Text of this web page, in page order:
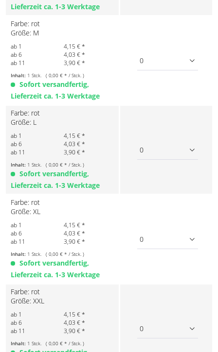
Lieferzeit ca. 1-3 Werktage
Farbe: rot
Größe: M
ab 1
4,15 € *
ab 6
4,03 € *
ab 11
3,90 € *
Inhalt: 1 Stck. ( 0,00 € * / Stck. )
Sofort versandfertig,
Lieferzeit ca. 1-3 Werktage
0
Farbe: rot
Größe: L
ab 1
4,15 € *
ab 6
4,03 € *
ab 11
3,90 € *
Inhalt: 1 Stck. ( 0,00 € * / Stck. )
Sofort versandfertig,
Lieferzeit ca. 1-3 Werktage
0
Farbe: rot
Größe: XL
ab 1
4,15 € *
ab 6
4,03 € *
ab 11
3,90 € *
Inhalt: 1 Stck. ( 0,00 € * / Stck. )
Sofort versandfertig,
Lieferzeit ca. 1-3 Werktage
0
Farbe: rot
Größe: XXL
ab 1
4,15 € *
ab 6
4,03 € *
ab 11
3,90 € *
Inhalt: 1 Stck. ( 0,00 € * / Stck. )
0